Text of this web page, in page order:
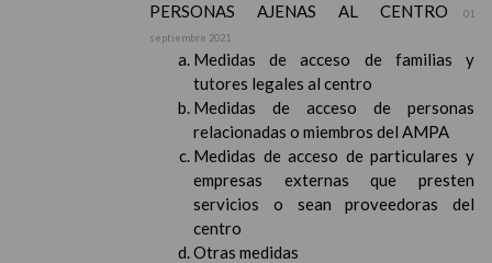
PERSONAS AJENAS AL CENTRO
01
septiembre 2021
Medidas de acceso de familias y
tutores legales al centro
Medidas de acceso de personas
relacionadas o miembros del AMPA
Medidas de acceso de particulares y
empresas externas que presten
servicios o sean proveedoras del
centro
Otras medidas